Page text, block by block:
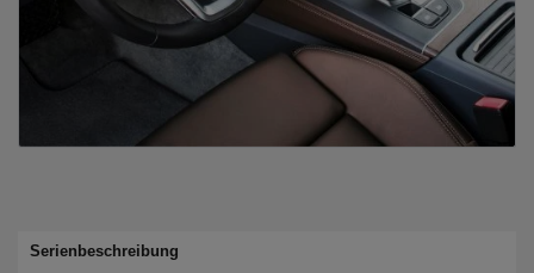
Serienbeschreibung